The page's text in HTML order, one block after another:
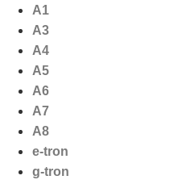
naar
inhoud
A1
A3
A4
A5
A6
A7
A8
e-tron
g-tron